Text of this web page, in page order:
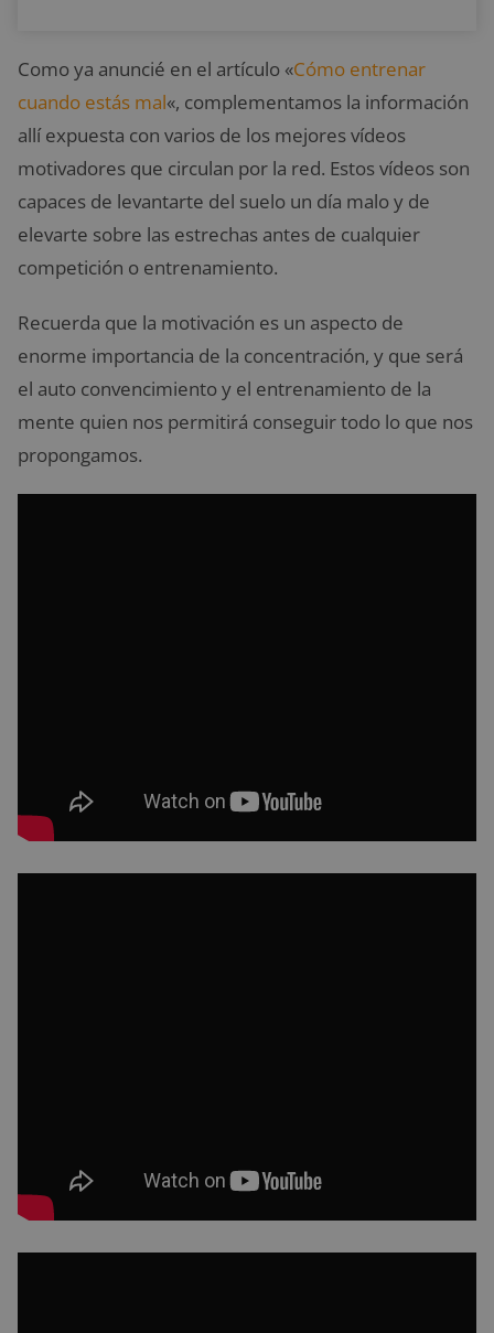
Como ya anuncié en el artículo «Cómo entrenar
cuando estás mal«, complementamos la información
allí expuesta con varios de los mejores vídeos
motivadores que circulan por la red. Estos vídeos son
capaces de levantarte del suelo un día malo y de
elevarte sobre las estrechas antes de cualquier
competición o entrenamiento.
Recuerda que la motivación es un aspecto de
enorme importancia de la concentración, y que será
el auto convencimiento y el entrenamiento de la
mente quien nos permitirá conseguir todo lo que nos
propongamos.